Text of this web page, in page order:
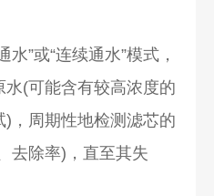
”或“连续通水”模式，
(可能含有较高浓度的
，周期性地检测滤芯的
去除率)，直至其失